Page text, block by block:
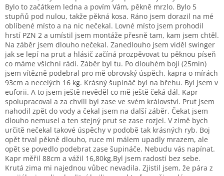
Bylo to začátkem ledna a povím Vám, pěkně mrzlo. Bylo 5
stupňů pod nulou, takže pěkná kosa. Ráno jsem dorazil na mé
oblíbené místo a na nic nečekal. Lovné místo jsem prohodil
hrstí PZN 2 a umístil jsem montáže přesně tam, kam jsem chtěl.
Na záběr jsem dlouho nečekal. Zanedlouho jsem viděl swinger
jak se lepí na prut a hlásič začíná prozpěvovat tu pěknou píseň
co máme všichni rádi. Záběr byl tu. Po dlouhém boji (25min)
jsem vítězně podebral pro mě obrovský úspěch, kapra o mírách
93cm a necelých 16 kg. Krásný šupináč byl na břehu. Byl jsem v
euforii. A to jsem ještě nevěděl co mě ještě čeká dál. Kapr
spolupracoval a za chvíli byl zase ve svém království. Prut jsem
nahodil zpět do vody a čekal jsem na další záběr. Čekat jsem
dlouho nemusel a ten stejný prut se zase rozjel. V zimě bych
určitě nečekal takové úspěchy v podobě tak krásných ryb. Boj
opět trval pěkně dlouho, ruce mi málem upadly mrazem, ale
opět se povedlo podebrat zase šupináče. Nebudu vás napínat.
Kapr měřil 88cm a vážil 16,80kg.Byl jsem radostí bez sebe.
Krutá zima mi najednou vůbec nevadila. Zjistil jsem, že pára z